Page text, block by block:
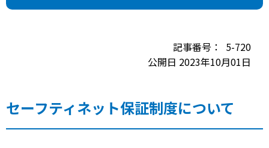
5-720
公開日 2023年10月01日
セーフティネット保証制度について